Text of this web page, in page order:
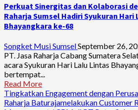
Perkuat Sinergitas dan Kolaborasi
Raharja Sumsel Hadiri Syukuran Hari
Bhayangkara ke-68
Songket Musi SumselSeptember 26,
PT. Jasa Raharja Cabang Sumatera
acara Syukuran Hari Lalu Lintas
bertempat...
Read More
Tingkatkan Engagement dengan
Raharja Baturajamelakukan Customer